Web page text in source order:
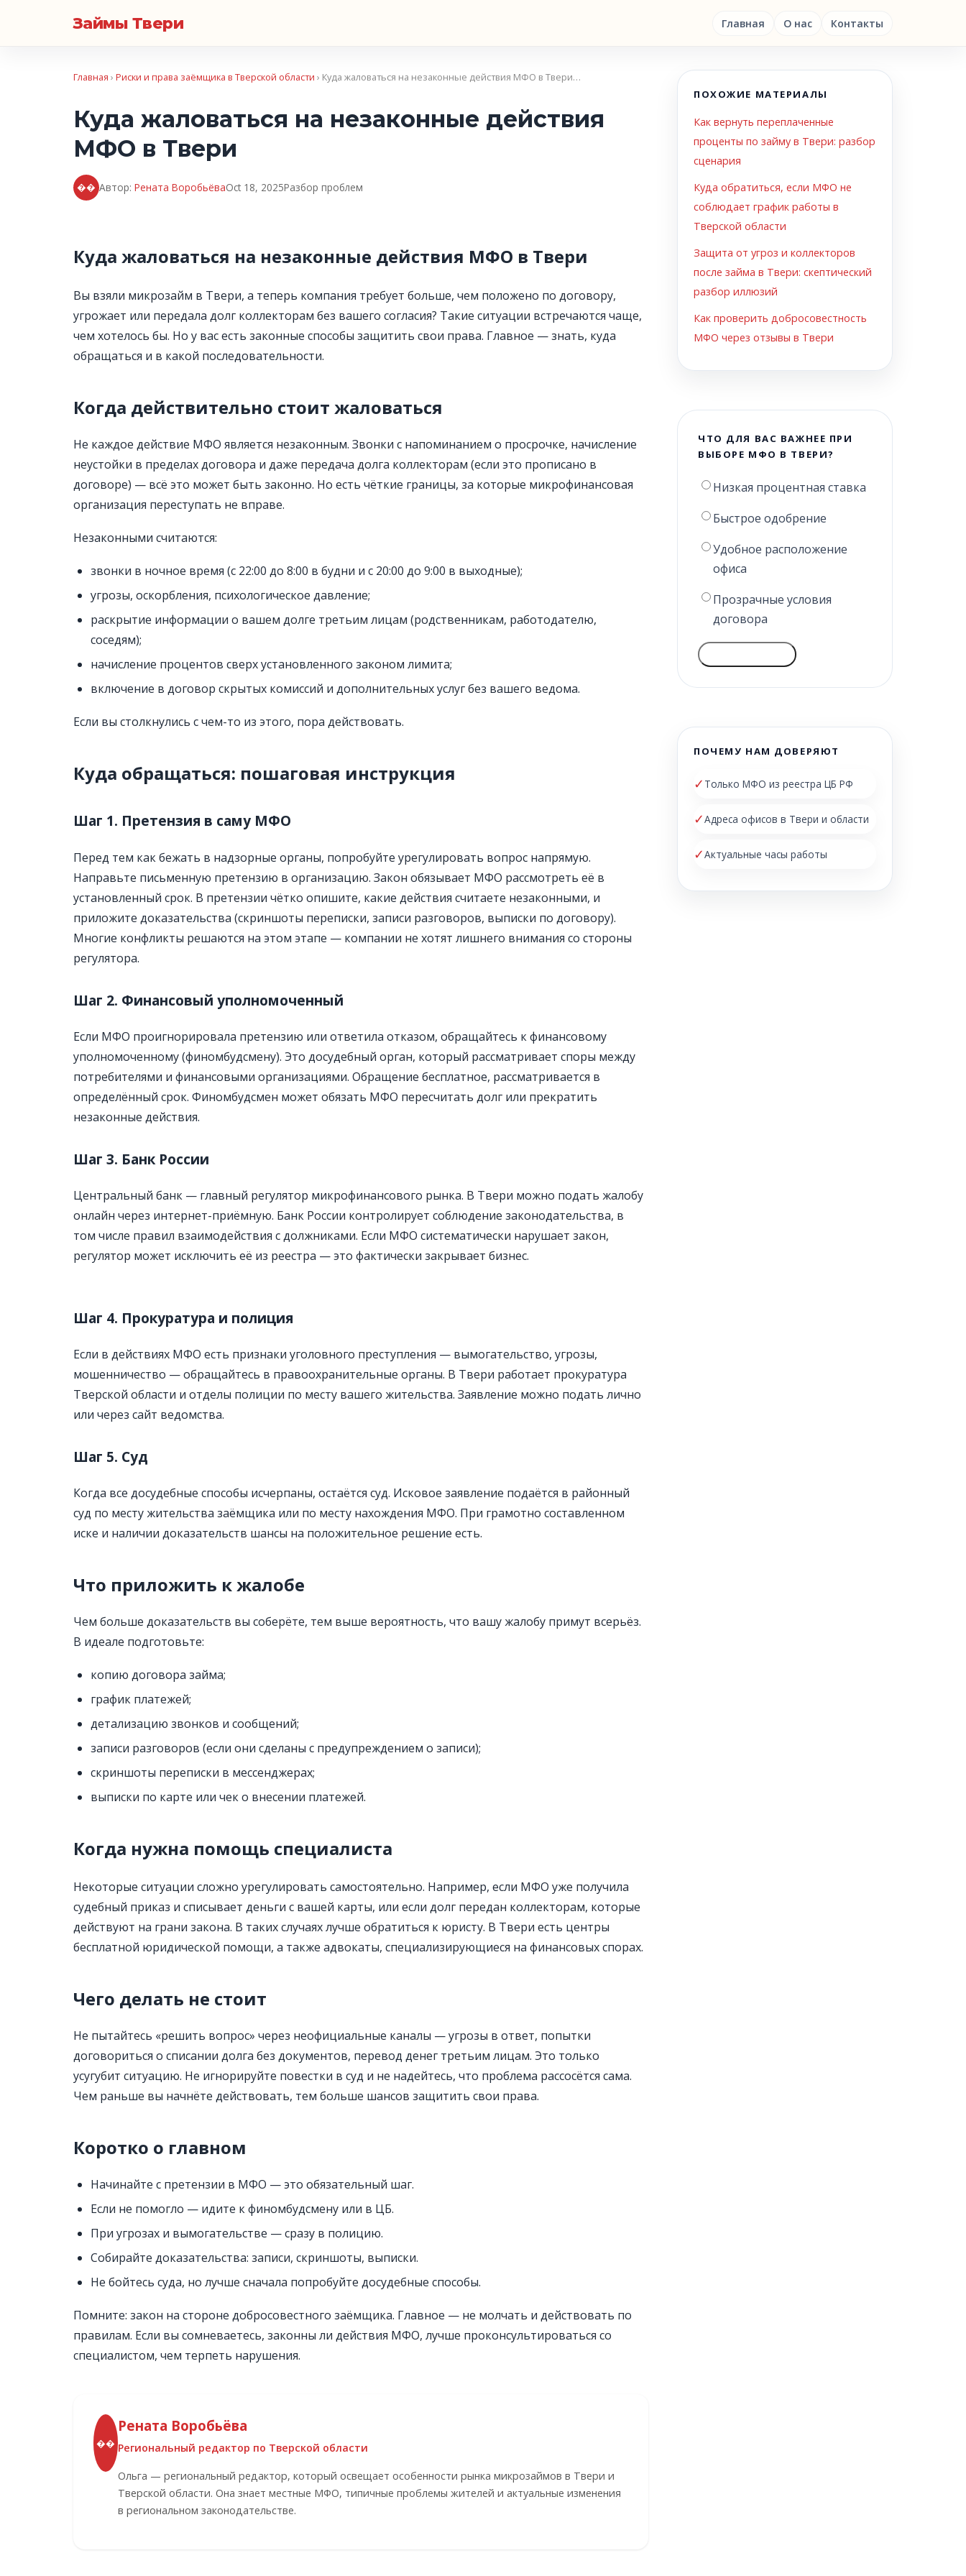
Займы Твери Главная О нас Контакты
Главная › Риски и права заёмщика в Тверской области › Куда жаловаться на незаконные действия МФО в Твери…
Куда жаловаться на незаконные действия
МФО в Твери
�� Автор: Рената ВоробьёваOct 18, 2025Разбор проблем
Куда жаловаться на незаконные действия МФО в Твери
Вы взяли микрозайм в Твери, а теперь компания требует больше, чем положено по договору,
угрожает или передала долг коллекторам без вашего согласия? Такие ситуации встречаются чаще,
чем хотелось бы. Но у вас есть законные способы защитить свои права. Главное — знать, куда
обращаться и в какой последовательности.
Когда действительно стоит жаловаться
Не каждое действие МФО является незаконным. Звонки с напоминанием о просрочке, начисление
неустойки в пределах договора и даже передача долга коллекторам (если это прописано в
договоре) — всё это может быть законно. Но есть чёткие границы, за которые микрофинансовая
организация переступать не вправе.
Незаконными считаются:
звонки в ночное время (с 22:00 до 8:00 в будни и с 20:00 до 9:00 в выходные);
угрозы, оскорбления, психологическое давление;
раскрытие информации о вашем долге третьим лицам (родственникам, работодателю,
соседям);
начисление процентов сверх установленного законом лимита;
включение в договор скрытых комиссий и дополнительных услуг без вашего ведома.
Если вы столкнулись с чем-то из этого, пора действовать.
Куда обращаться: пошаговая инструкция
Шаг 1. Претензия в саму МФО
Перед тем как бежать в надзорные органы, попробуйте урегулировать вопрос напрямую.
Направьте письменную претензию в организацию. Закон обязывает МФО рассмотреть её в
установленный срок. В претензии чётко опишите, какие действия считаете незаконными, и
приложите доказательства (скриншоты переписки, записи разговоров, выписки по договору).
Многие конфликты решаются на этом этапе — компании не хотят лишнего внимания со стороны
регулятора.
Шаг 2. Финансовый уполномоченный
Если МФО проигнорировала претензию или ответила отказом, обращайтесь к финансовому
уполномоченному (финомбудсмену). Это досудебный орган, который рассматривает споры между
потребителями и финансовыми организациями. Обращение бесплатное, рассматривается в
определённый срок. Финомбудсмен может обязать МФО пересчитать долг или прекратить
незаконные действия.
Шаг 3. Банк России
Центральный банк — главный регулятор микрофинансового рынка. В Твери можно подать жалобу
онлайн через интернет-приёмную. Банк России контролирует соблюдение законодательства, в
том числе правил взаимодействия с должниками. Если МФО систематически нарушает закон,
регулятор может исключить её из реестра — это фактически закрывает бизнес.
Шаг 4. Прокуратура и полиция
Если в действиях МФО есть признаки уголовного преступления — вымогательство, угрозы,
мошенничество — обращайтесь в правоохранительные органы. В Твери работает прокуратура
Тверской области и отделы полиции по месту вашего жительства. Заявление можно подать лично
или через сайт ведомства.
Шаг 5. Суд
Когда все досудебные способы исчерпаны, остаётся суд. Исковое заявление подаётся в районный
суд по месту жительства заёмщика или по месту нахождения МФО. При грамотно составленном
иске и наличии доказательств шансы на положительное решение есть.
Что приложить к жалобе
Чем больше доказательств вы соберёте, тем выше вероятность, что вашу жалобу примут всерьёз.
В идеале подготовьте:
копию договора займа;
график платежей;
детализацию звонков и сообщений;
записи разговоров (если они сделаны с предупреждением о записи);
скриншоты переписки в мессенджерах;
выписки по карте или чек о внесении платежей.
Когда нужна помощь специалиста
Некоторые ситуации сложно урегулировать самостоятельно. Например, если МФО уже получила
судебный приказ и списывает деньги с вашей карты, или если долг передан коллекторам, которые
действуют на грани закона. В таких случаях лучше обратиться к юристу. В Твери есть центры
бесплатной юридической помощи, а также адвокаты, специализирующиеся на финансовых спорах.
Чего делать не стоит
Не пытайтесь «решить вопрос» через неофициальные каналы — угрозы в ответ, попытки
договориться о списании долга без документов, перевод денег третьим лицам. Это только
усугубит ситуацию. Не игнорируйте повестки в суд и не надейтесь, что проблема рассосётся сама.
Чем раньше вы начнёте действовать, тем больше шансов защитить свои права.
Коротко о главном
Начинайте с претензии в МФО — это обязательный шаг.
Если не помогло — идите к финомбудсмену или в ЦБ.
При угрозах и вымогательстве — сразу в полицию.
Собирайте доказательства: записи, скриншоты, выписки.
Не бойтесь суда, но лучше сначала попробуйте досудебные способы.
Помните: закон на стороне добросовестного заёмщика. Главное — не молчать и действовать по
правилам. Если вы сомневаетесь, законны ли действия МФО, лучше проконсультироваться со
специалистом, чем терпеть нарушения.
��
Рената Воробьёва
Региональный редактор по Тверской области
Ольга — региональный редактор, который освещает особенности рынка микрозаймов в Твери и
Тверской области. Она знает местные МФО, типичные проблемы жителей и актуальные изменения
в региональном законодательстве.
ПОХОЖИЕ МАТЕРИАЛЫ
Как вернуть переплаченные
проценты по займу в Твери: разбор
сценария
Куда обратиться, если МФО не
соблюдает график работы в
Тверской области
Защита от угроз и коллекторов
после займа в Твери: скептический
разбор иллюзий
Как проверить добросовестность
МФО через отзывы в Твери
ЧТО ДЛЯ ВАС ВАЖНЕЕ ПРИ
ВЫБОРЕ МФО В ТВЕРИ?
Низкая процентная ставка
Быстрое одобрение
Удобное расположение
офиса
Прозрачные условия
договора
ПОЧЕМУ НАМ ДОВЕРЯЮТ
✓ Только МФО из реестра ЦБ РФ
✓Адреса офисов в Твери и области
✓Актуальные часы работы